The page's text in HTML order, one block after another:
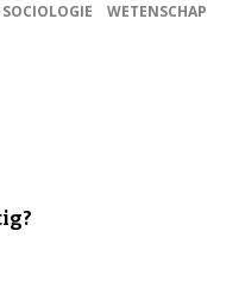
SOCIOLOGIE WETENSCHAP